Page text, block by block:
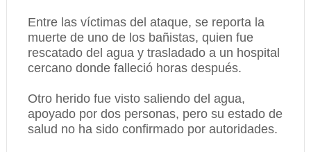
Entre las víctimas del ataque, se reporta la
muerte de uno de los bañistas, quien fue
rescatado del agua y trasladado a un hospital
cercano donde falleció horas después.
Otro herido fue visto saliendo del agua,
apoyado por dos personas, pero su estado de
salud no ha sido confirmado por autoridades.